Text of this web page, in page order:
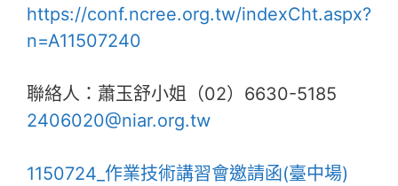
https://conf.ncree.org.tw/indexCht.aspx?
n=A11507240
聯絡人：蕭玉舒小姐（02）6630-5185
2406020@niar.org.tw
1150724_作業技術講習會邀請函(臺中場)